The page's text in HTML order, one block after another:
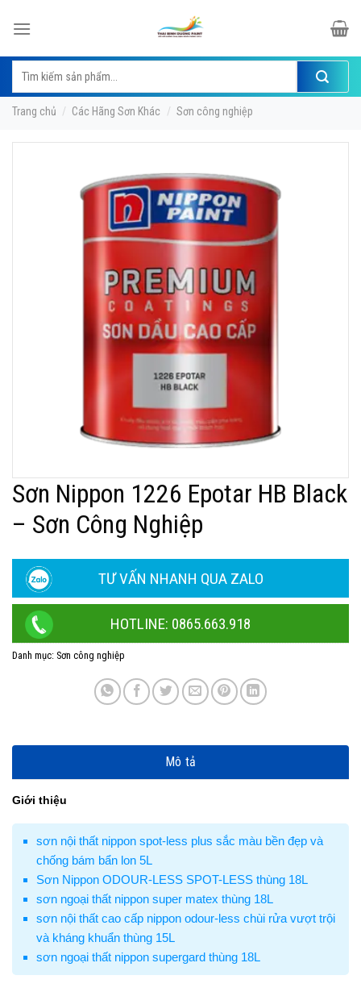
Tìm
kiếm:
Trang chủ / Các Hãng Sơn Khác / Sơn công nghiệp
Sơn Nippon 1226 Epotar HB Black
– Sơn Công Nghiệp
TƯ VẤN NHANH QUA ZALO
HOTLINE: 0865.663.918
Danh mục: Sơn công nghiệp
Mô tả
Giới thiệu
sơn nội thất nippon spot-less plus sắc màu bền đẹp và
chống bám bẩn lon 5L
Sơn Nippon ODOUR-LESS SPOT-LESS thùng 18L
sơn ngoại thất nippon super matex thùng 18L
sơn nội thất cao cấp nippon odour-less chùi rửa vượt trội
và kháng khuẩn thùng 15L
sơn ngoại thất nippon supergard thùng 18L